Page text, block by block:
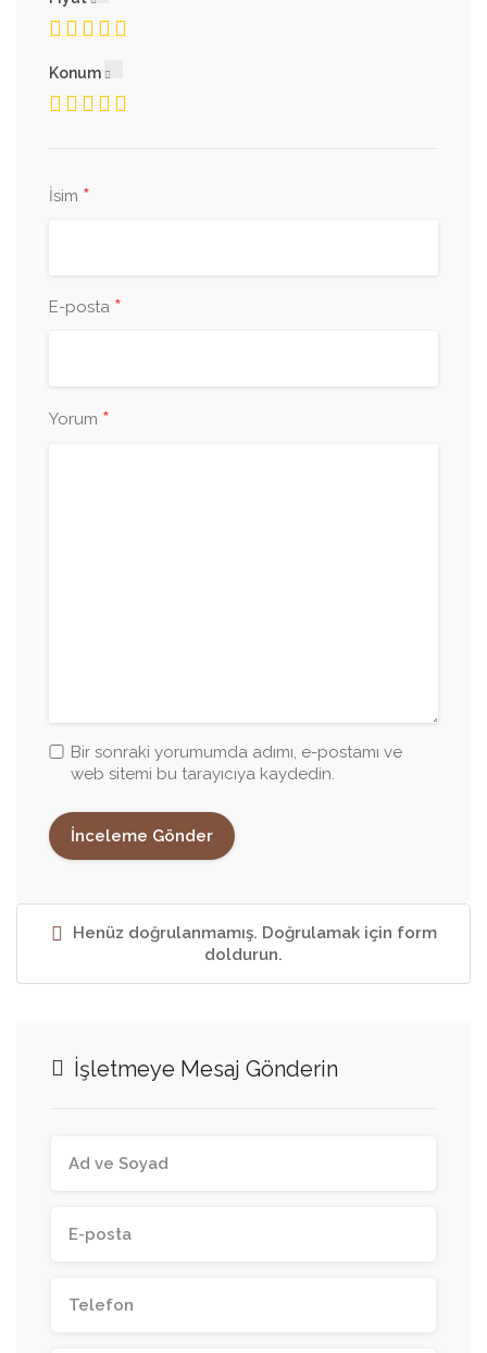
Konum
İsim *
E-posta *
Yorum *
Bir sonraki yorumumda adımı, e-postamı ve
web sitemi bu tarayıcıya kaydedin.
Henüz doğrulanmamış. Doğrulamak için form
doldurun.
İşletmeye Mesaj Gönderin